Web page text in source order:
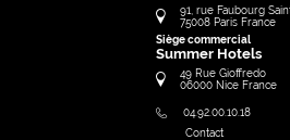
91, rue Faubourg
75008 Paris France
Siège commercial
Summer Hotels
49 Rue Gioffredo
06000 Nice France
04.92.00.10.18
Contact